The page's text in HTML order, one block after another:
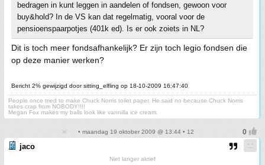
bedragen in kunt leggen in aandelen of fondsen, gewoon voor
buy&hold? In de VS kan dat regelmatig, vooral voor de
pensioenspaarpotjes (401k ed). Is er ook zoiets in NL?
Dit is toch meer fondsafhankelijk? Er zijn toch legio fondsen die
op deze manier werken?
Bericht 2% gewijzigd door sitting_elfling op 18-10-2009 16:47:40
People once tried to make Chuck Norris toilet paper. He said no because Chuck Norris
takes crap from NOBODY!!!!
Megan Fox makes my balls look like vannilla ice cream.
• maandag 19 oktober 2009 @ 13:44 • 12
jaco
Niet langer aktief